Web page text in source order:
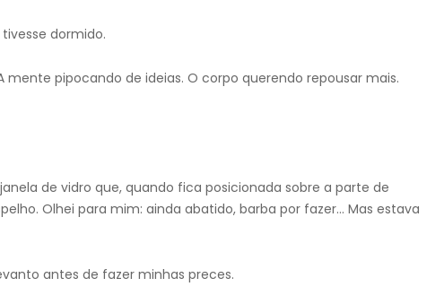
dormido.
pipocando de ideias. O corpo querendo repousar mais.
de vidro que, quando fica posicionada sobre a parte de
Olhei para mim: ainda abatido, barba por fazer… Mas estava
antes de fazer minhas preces.